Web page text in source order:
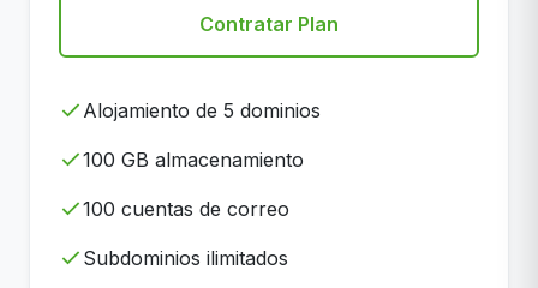
Contratar Plan
Alojamiento de 5 dominios
100 GB almacenamiento
100 cuentas de correo
Subdominios ilimitados